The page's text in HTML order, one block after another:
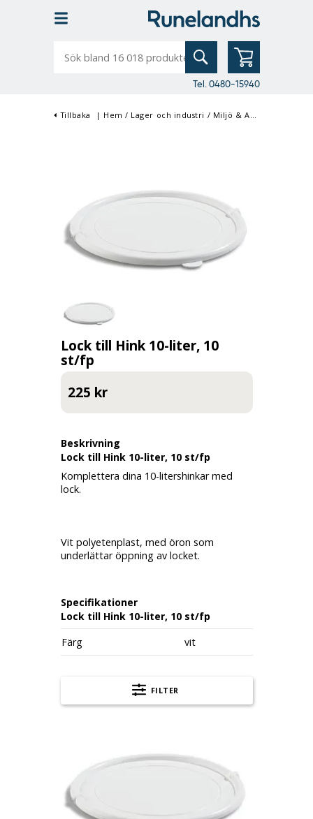
bland
Tel. 0480-15940
Tillbaka | Hem / Lager och industri / Miljö & Avfallshantering
Lock till Hink 10-liter, 10
st/fp
225 kr
Beskrivning
Lock till Hink 10-liter, 10 st/fp
Komplettera dina 10-litershinkar med
lock.
Vit polyetenplast, med öron som
underlättar öppning av locket.
Specifikationer
Lock till Hink 10-liter, 10 st/fp
Färg
vit
FILTER